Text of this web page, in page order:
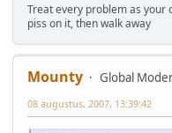
Treat every problem as your
piss on it, then walk away
Mounty
Global
08 augustus, 2007, 13:39:42